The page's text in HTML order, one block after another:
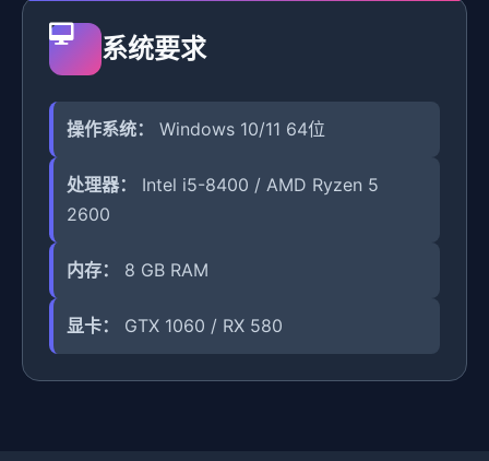
系统要求
操作系统： Windows 10/11 64位
处理器：
Intel i5-8400 / AMD Ryzen 5
2600
内存： 8 GB RAM
显卡： GTX 1060 / RX 580